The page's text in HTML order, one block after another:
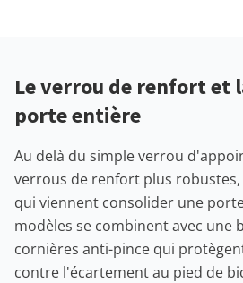
Le verrou de renfort et
porte entière
Au delà du simple verrou
verrous de renfort plus
qui viennent consolider une
modèles se combinent avec une
cornières anti-pince qui
contre l'écartement au pied de